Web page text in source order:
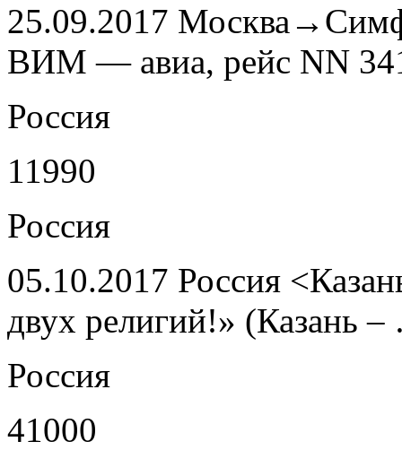
25.09.2017
ВИМ — авиа, рейс NN
Россия
11990
Россия
05.10.2017 Россия
двух религий!» (Казань
Россия
41000